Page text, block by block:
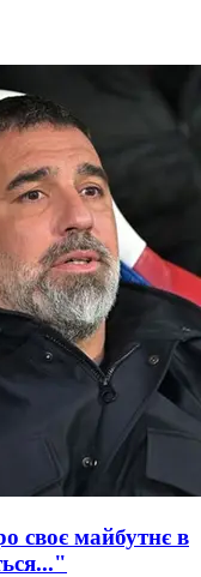
своє майбутнє в